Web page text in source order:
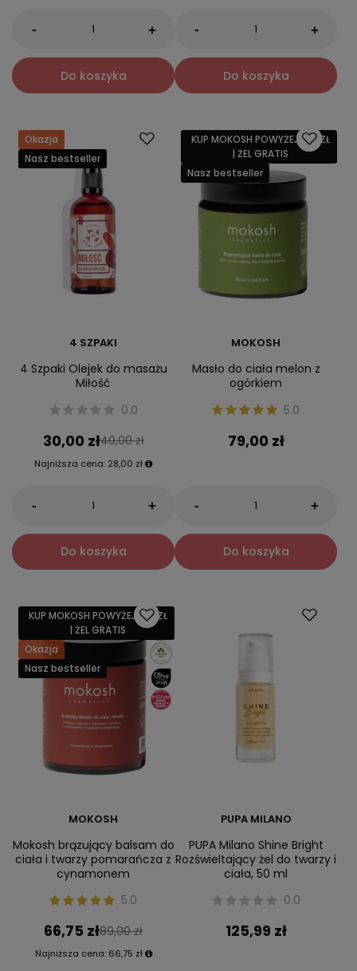
- +
Do koszyka
- +
Do koszyka
Okazja
Nasz bestseller
4 SZPAKI
4 Szpaki Olejek do masażu
Miłość
0.0
30,00 zł40,00 zł
Najniższa cena: 28,00 zł
- +
Do koszyka
KUP MOKOSH POWYŻEJ 159 ZŁ
| ŻEL GRATIS
Nasz bestseller
MOKOSH
Masło do ciała melon z
ogórkiem
5.0
79,00 zł
- +
Do koszyka
KUP MOKOSH POWYŻEJ 159 ZŁ
| ŻEL GRATIS
Okazja
Nasz bestseller
MOKOSH
Mokosh brązujący balsam do
ciała i twarzy pomarańcza z
cynamonem
5.0
66,75 zł89,00 zł
Najniższa cena: 66,75 zł
PUPA MILANO
PUPA Milano Shine Bright
Rozświeltający żel do twarzy i
ciała, 50 ml
0.0
125,99 zł